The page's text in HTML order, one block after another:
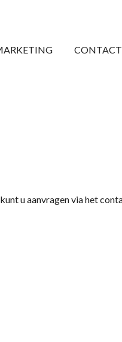
CONTACT
u aanvragen via het